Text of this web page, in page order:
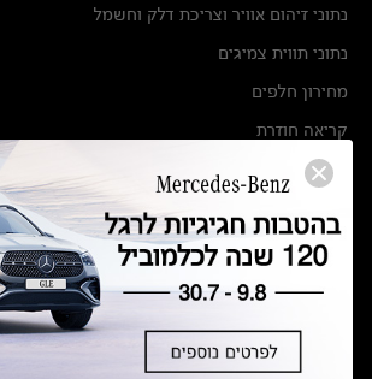
נתוני זיהום אוויר וצריכת דלק וחשמל
נתוני תווית צמיגים
מחירון חלפים
קריאה חוזרת
הודעה על הטבות לרכבי מרצדס בהסדר פשרה בתצ 56447-02-19
תקנון ימי מכירות 120 לכלמוביל
מצאו אותנו